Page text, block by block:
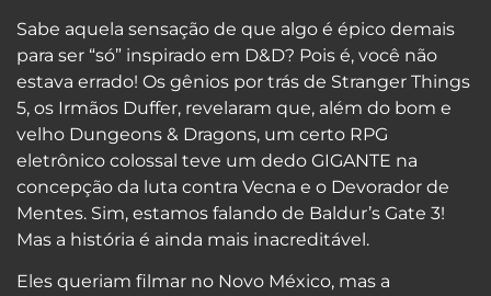
Sabe aquela sensação de que algo é épico demais
para ser “só” inspirado em D&D? Pois é, você não
estava errado! Os gênios por trás de Stranger Things
5, os Irmãos Duffer, revelaram que, além do bom e
velho Dungeons & Dragons, um certo RPG
eletrônico colossal teve um dedo GIGANTE na
concepção da luta contra Vecna e o Devorador de
Mentes. Sim, estamos falando de Baldur’s Gate 3!
Mas a história é ainda mais inacreditável.
Eles queriam filmar no Novo México, mas a